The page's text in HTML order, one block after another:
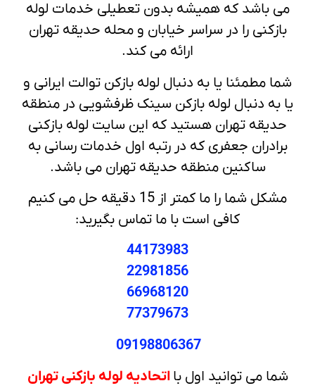
می باشد که همیشه بدون تعطیلی خدمات لوله
بازکنی را در سراسر خیابان و محله حدیقه تهران
ارائه می کند.
شما مطمئنا یا به دنبال لوله بازکن توالت ایرانی و
یا به دنبال لوله بازکن سینک ظرفشویی در منطقه
حدیقه تهران هستید که این سایت لوله بازکنی
برادران جعفری که در رتبه اول خدمات رسانی به
ساکنین منطقه حدیقه تهران می باشد.
مشکل شما را ما کمتر از 15 دقیقه حل می کنیم
کافی است با ما تماس بگیرید:
44173983
22981856
66968120
77379673
09198806367
شما می توانید اول با اتحادیه لوله بازکنی تهران